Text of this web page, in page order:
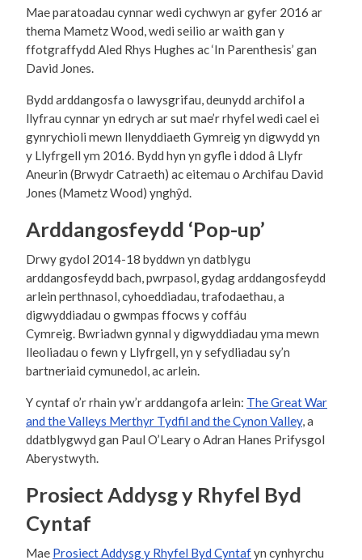
Mae paratoadau cynnar wedi cychwyn ar gyfer 2016 ar
thema Mametz Wood, wedi seilio ar waith gan y
ffotgraffydd Aled Rhys Hughes ac ‘In Parenthesis’ gan
David Jones.
Bydd arddangosfa o lawysgrifau, deunydd archifol a
llyfrau cynnar yn edrych ar sut mae’r rhyfel wedi cael ei
gynrychioli mewn llenyddiaeth Gymreig yn digwydd yn
y Llyfrgell ym 2016. Bydd hyn yn gyfle i ddod â Llyfr
Aneurin (Brwydr Catraeth) ac eitemau o Archifau David
Jones (Mametz Wood) ynghŷd.
Arddangosfeydd ‘Pop-up’
Drwy gydol 2014-18 byddwn yn datblygu
arddangosfeydd bach, pwrpasol, gydag arddangosfeydd
arlein perthnasol, cyhoeddiadau, trafodaethau, a
digwyddiadau o gwmpas ffocws y coffáu
Cymreig. Bwriadwn gynnal y digwyddiadau yma mewn
lleoliadau o fewn y Llyfrgell, yn y sefydliadau sy’n
bartneriaid cymunedol, ac arlein.
Y cyntaf o’r rhain yw’r arddangofa arlein: The Great War
and the Valleys Merthyr Tydfil and the Cynon Valley, a
ddatblygwyd gan Paul O’Leary o Adran Hanes Prifysgol
Aberystwyth.
Prosiect Addysg y Rhyfel Byd
Cyntaf
Mae Prosiect Addysg y Rhyfel Byd Cyntafyn cynhyrchu